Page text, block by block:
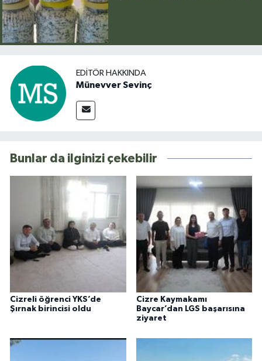
EDITÖR HAKKINDA
Münevver Sevinç
Bunlar da ilginizi çekebilir
Cizreli öğrenci YKS’de
Şırnak birincisi oldu
Cizre Kaymakamı
Baycar’dan LGS başarısına
ziyaret